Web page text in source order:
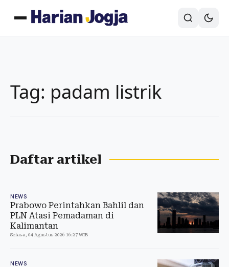
Tag: padam listrik
Daftar artikel
NEWS
Prabowo Perintahkan Bahlil dan
PLN Atasi Pemadaman di
Kalimantan
Selasa, 04 Agustus 2026 16:27 WIB
NEWS